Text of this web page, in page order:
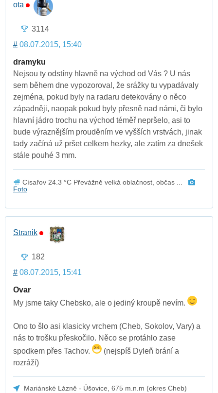
ota
3114
# 08.07.2015, 15:40
dramyku
Nejsou ty odstíny hlavně na východ od Vás ? U nás
sem během dne vypozoroval, že srážky tu vypadávaly
zejména, pokud byly na radaru detekovány o něco
západněji, naopak pokud byly přesně nad námi, či bylo
hlavní jádro trochu na východ téměř nepršelo, asi to
bude výraznějším prouděním ve vyšších vrstvách, jinak
tady začíná už pršet celkem hezky, ale zatím za dnešek
stále pouhé 3 mm.
Císařov 24.3 °C Převážně velká oblačnost, občas ...
Foto
Stranik
182
# 08.07.2015, 15:41
Ovar
My jsme taky Chebsko, ale o jediný kroupě nevím.
Ono to šlo asi klasicky vrchem (Cheb, Sokolov, Vary) a
nás to trošku přeskočilo. Něco se protáhlo zase
spodkem přes Tachov.
(nejspíš Dyleň brání a
rozráží)
Mariánské Lázně - Úšovice, 675 m.n.m (okres Cheb)